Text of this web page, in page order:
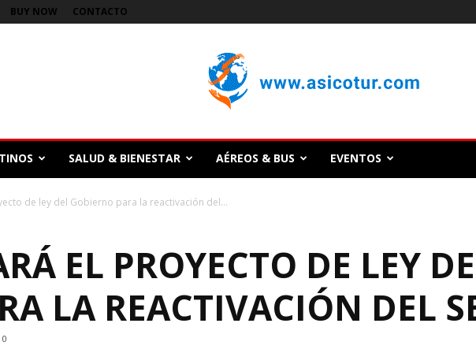
BUY NOW CONTACTO
SALUD & BIENESTAR AÉREOS & BUS EVENTOS
de ley del Gobierno para la reactivación del...
EL PROYECTO DE LEY
LA REACTIVACIÓN DEL
0